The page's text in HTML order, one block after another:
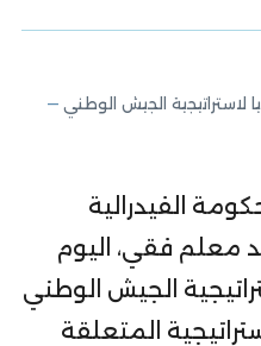
لاستراتيجية الجيش الوطني —
معلم فقي، اليوم
الجيش الوطني
المتعلقة